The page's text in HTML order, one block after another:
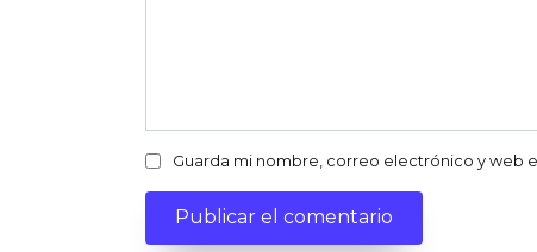
Guarda mi nombre, correo electrónico y web